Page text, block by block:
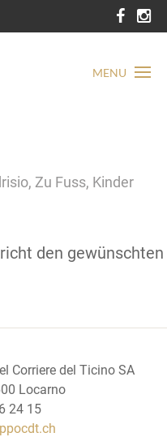
MENU
Zu Fuss, Kinder
den gewünschten
Corriere del Ticino SA
Locarno
24 15